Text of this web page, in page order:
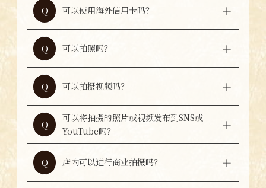
Q
可以使用海外信用卡吗？
A
部分海外信用卡可能无法使用。使用前请向店
铺确认。
Q
可以拍照吗？
A
Q
可以拍摄视频吗？
A
Q
可以将拍摄的照片或视频发布到SNS或
YouTube吗？
A
可以，欢迎发布。发布时请注意不要拍到其他
客人。
Q
店内可以进行商业拍摄吗？
A